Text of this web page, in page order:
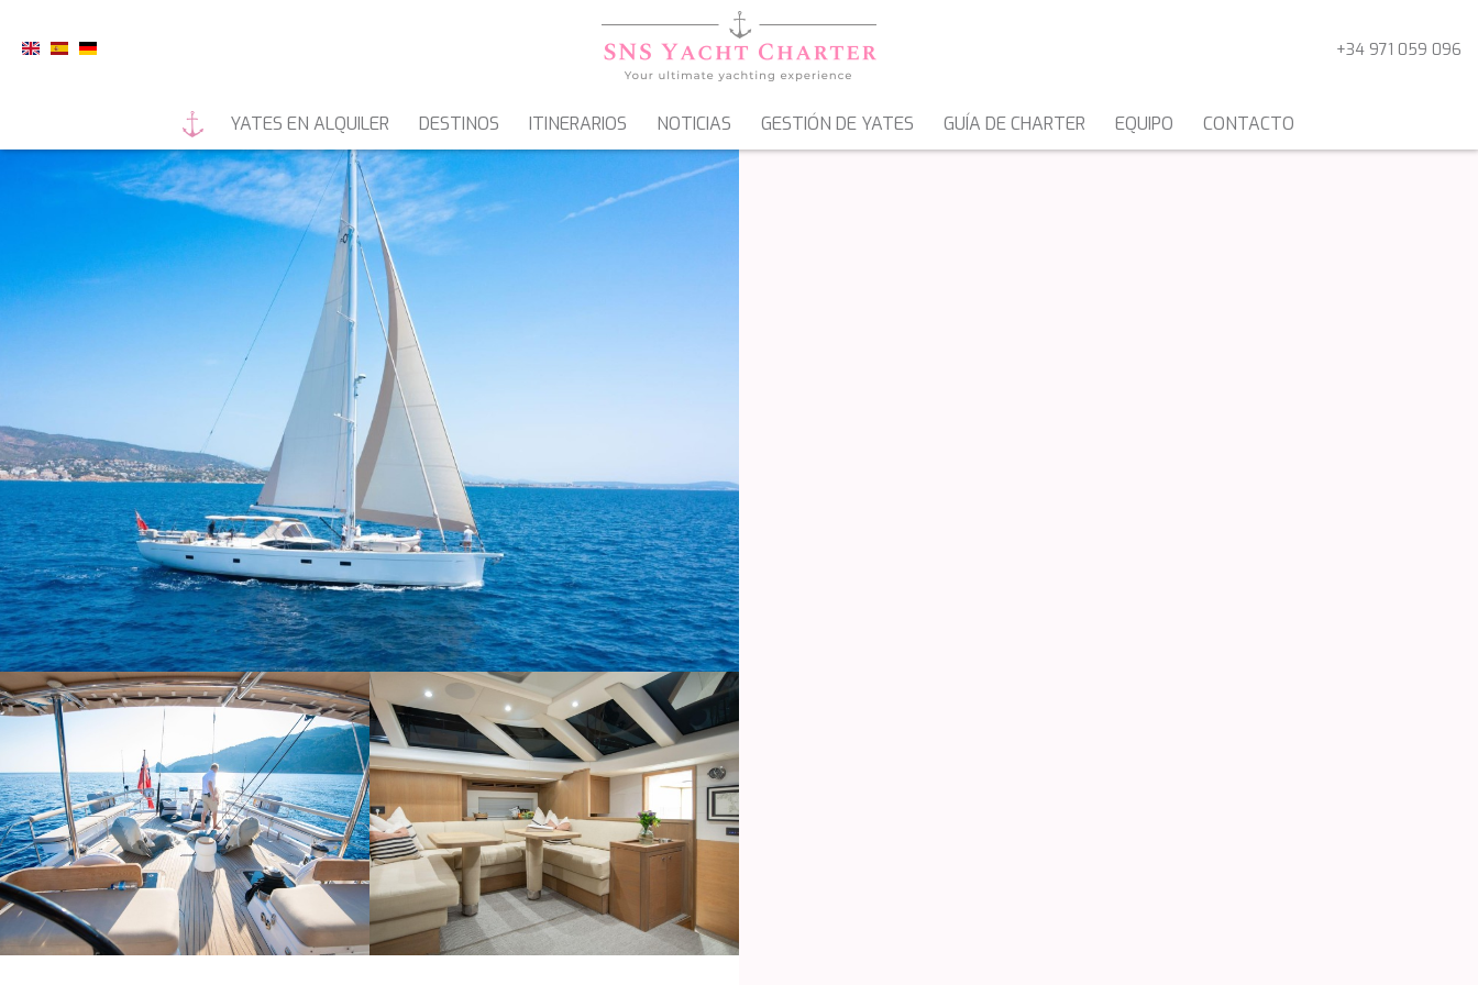
+34 971 059 096
YATES EN ALQUILER
YATES A MOTOR VELEROS GOLETAS & MOTOVELEROS CATAMARANES
DESTINOS ITINERARIOS NOTICIAS GESTIÓN DE YATES GUÍA DE CHARTER EQUIPO CONTACTO
Modificar cookies
Técnicas y funcionales
Este sitio web utiliza Cookies propias para recopilar información con la finalidad de
mejorar nuestros servicios. Si continua navegando, supone la aceptación de la
instalación de las mismas. El usuario tiene la posibilidad de configurar su navegador
pudiendo, si así lo desea, impedir que sean instaladas en su disco duro, aunque
deberá tener en cuenta que dicha acción podrá ocasionar dificultades de navegación